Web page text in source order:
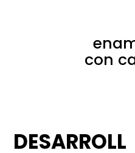
con
DESARROLL